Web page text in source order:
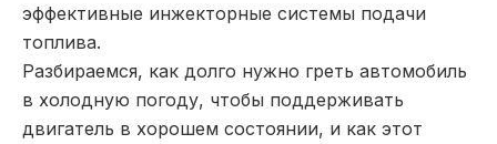
эффективные инжекторные системы подачи
топлива.
Разбираемся, как долго нужно греть автомобиль
в холодную погоду, чтобы поддерживать
двигатель в хорошем состоянии, и как этот